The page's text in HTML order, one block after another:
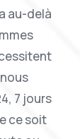
au-delà
7 jours
ce soit